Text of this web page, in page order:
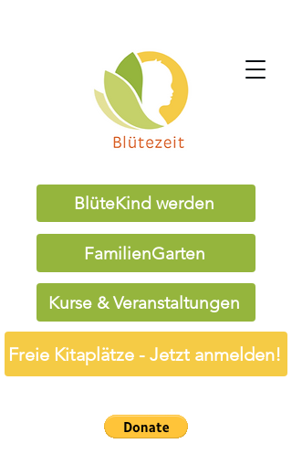
BlüteKind werden
FamilienGarten
Kurse & Veranstaltungen
Freie Kitaplätze - Jetzt anmelden!